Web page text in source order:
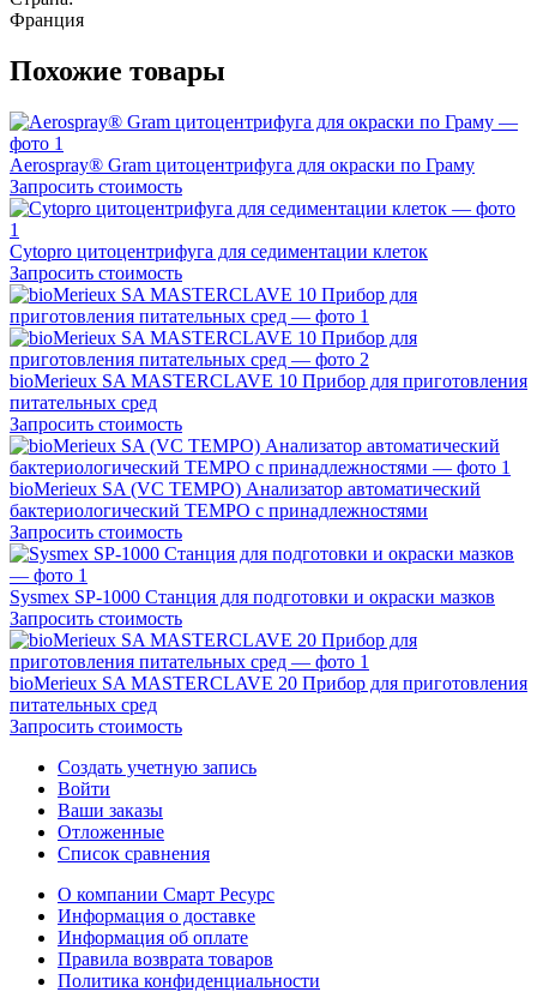
Франция
Похожие товары
Aerospray® Gram цитоцентрифуга для окраски по Граму
Запросить стоимость
Cytopro цитоцентрифуга для седиментации клеток
Запросить стоимость
bioMerieux SA MASTERCLAVE 10 Прибор для приготовления
питательных сред
Запросить стоимость
bioMerieux SA (VC TEMPO) Анализатор автоматический
бактериологический ТЕМРО с принадлежностями
Запросить стоимость
Sysmex SP-1000 Станция для подготовки и окраски мазков
Запросить стоимость
bioMerieux SA MASTERCLAVE 20 Прибор для приготовления
питательных сред
Запросить стоимость
Создать учетную запись
Войти
Ваши заказы
Отложенные
Список сравнения
О компании Смарт Ресурс
Информация о доставке
Информация об оплате
Правила возврата товаров
Политика конфиденциальности